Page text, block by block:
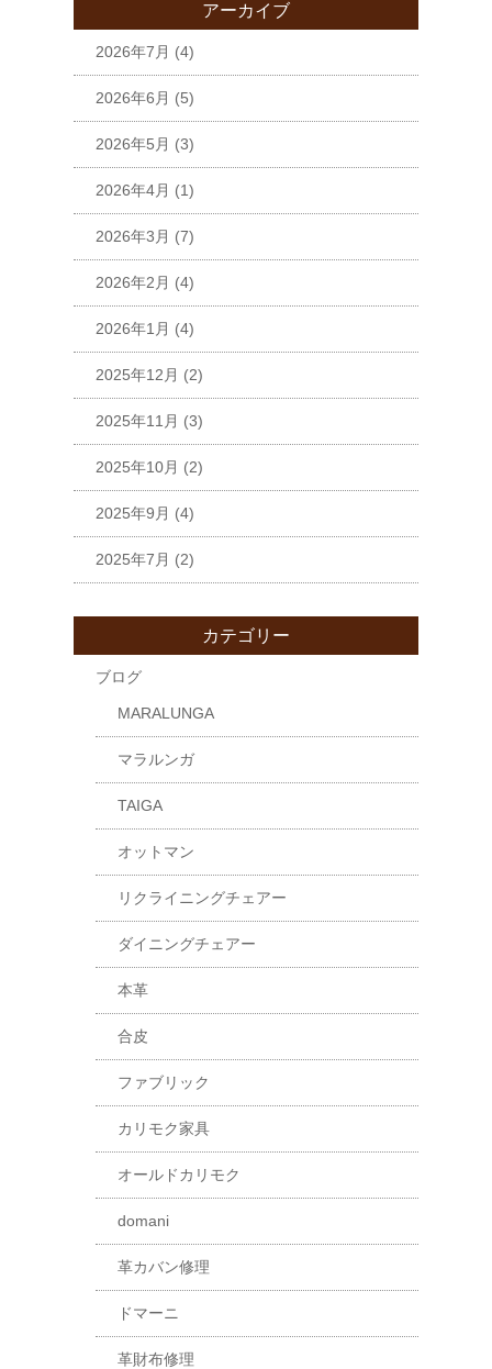
アーカイブ
2026年7月 (4)
2026年6月 (5)
2026年5月 (3)
2026年4月 (1)
2026年3月 (7)
2026年2月 (4)
2026年1月 (4)
2025年12月 (2)
2025年11月 (3)
2025年10月 (2)
2025年9月 (4)
2025年7月 (2)
カテゴリー
ブログ
MARALUNGA
マラルンガ
TAIGA
オットマン
リクライニングチェアー
ダイニングチェアー
本革
合皮
ファブリック
カリモク家具
オールドカリモク
domani
革カバン修理
ドマーニ
革財布修理